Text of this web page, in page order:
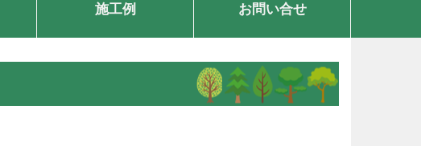
施工例 お問い合せ